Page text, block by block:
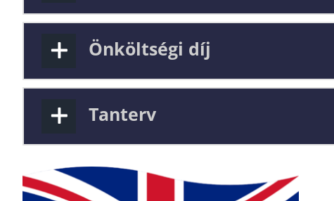
Önköltségi díj
Tanterv